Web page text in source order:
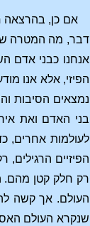
אם כן, בהרצאה
דבר, מה המטרה של
אנחנו כבני אדם
הפיזי, אלא אנו
נמצאים הסיבות
בני האדם ואת
לעולמות אחרים,
הפיזיים
רק חלק קטן מהם.
העולם. אך קשה
שנקרא העולם